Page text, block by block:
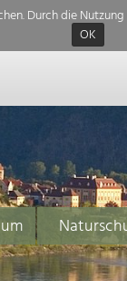
Durch die
OK